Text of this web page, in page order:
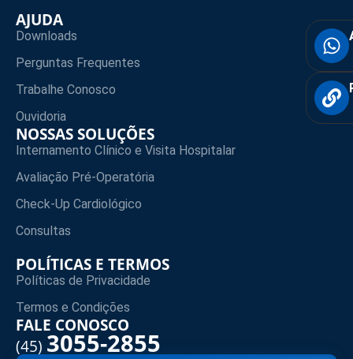
AJUDA
Downloads
Perguntas Frequentes
Trabalhe Conosco
Ouvidoria
NOSSAS SOLUÇÕES
Internamento Clínico e Visita Hospitalar
Avaliação Pré-Operatória
Check-Up Cardiológico
Consultas
POLÍTICAS E TERMOS
Políticas de Privacidade
Termos e Condições
FALE CONOSCO
(45) 3055-2855